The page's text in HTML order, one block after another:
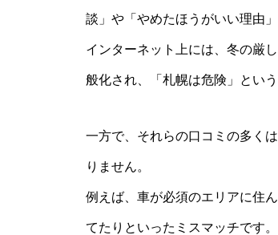
談」や「やめたほうがいい理由
インターネット上には、冬の厳
般化され、「札幌は危険」とい
一方で、それらの口コミの多く
りません。
例えば、車が必須のエリアに住
てたりといったミスマッチです。